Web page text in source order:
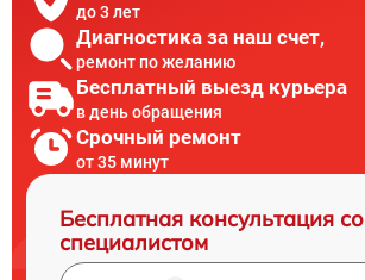
до 3 лет
Диагностика за наш счет,
ремонт по желанию
Бесплатный выезд курьера
в день обращения
Срочный ремонт
от 35 минут
Бесплатная консультация со
специалистом